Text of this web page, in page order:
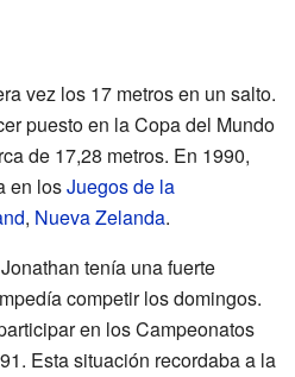
vez los 17 metros en un salto.
puesto en la Copa del Mundo
de 17,28 metros. En 1990,
en losJuegos de la
, Nueva Zelanda.
tenía una fuerte
competir los domingos.
en los Campeonatos
Esta situación recordaba a la